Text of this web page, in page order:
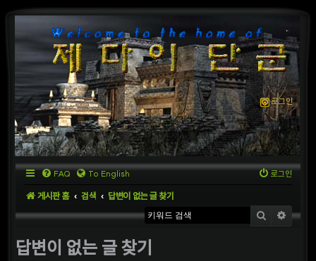
로그인
FAQ To English 로그인
게시판 홈 검색 답변이 없는 글 찾기
검색 상세
답변이 없는 글 찾기